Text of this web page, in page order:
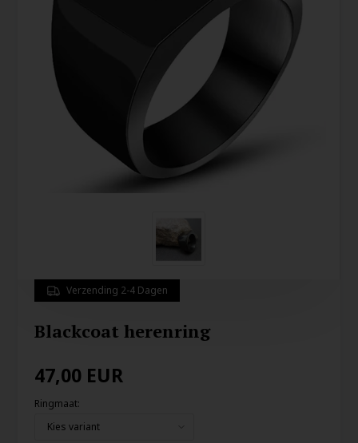
Verzending 2-4 Dagen
Blackcoat herenring
47,00 EUR
Ringmaat: